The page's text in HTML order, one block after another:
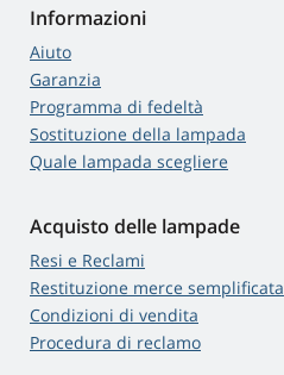
Informazioni
Aiuto
Garanzia
Programma di fedeltà
Sostituzione della lampada
Quale lampada scegliere
Acquisto delle lampade
Resi e Reclami
Restituzione merce semplificata
Condizioni di vendita
Procedura di reclamo